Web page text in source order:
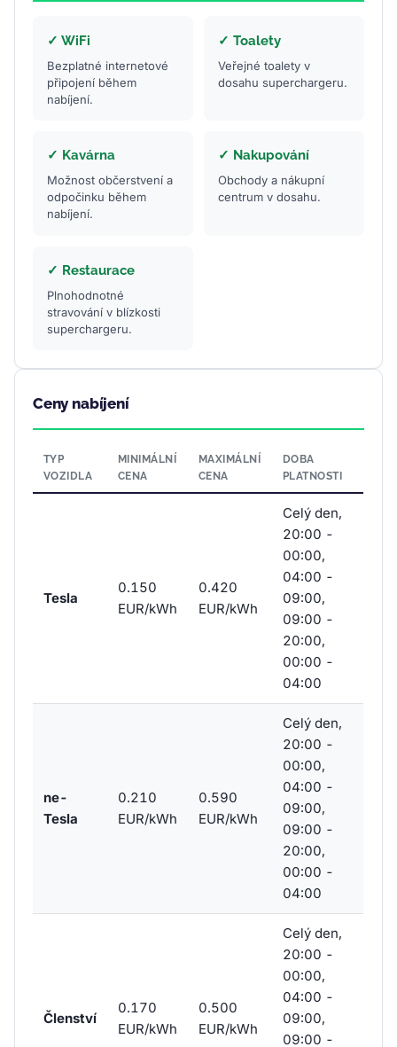
✓ WiFi
Bezplatné internetové
připojení během
nabíjení.
✓ Toalety
Veřejné toalety v
dosahu superchargeru.
✓ Kavárna
Možnost občerstvení a
odpočinku během
nabíjení.
✓ Nakupování
Obchody a nákupní
centrum v dosahu.
✓ Restaurace
Plnohodnotné
stravování v blízkosti
superchargeru.
Ceny nabíjení
TYP
VOZIDLA
MINIMÁLNÍ
CENA
MAXIMÁLNÍ
CENA
DOBA
PLATNOSTI
Tesla
0.150
EUR/kWh
0.420
EUR/kWh
Celý den,
20:00 -
00:00,
04:00 -
09:00,
09:00 -
20:00,
00:00 -
04:00
ne-
Tesla
0.210
EUR/kWh
0.590
EUR/kWh
Celý den,
20:00 -
00:00,
04:00 -
09:00,
09:00 -
20:00,
00:00 -
04:00
Členství
0.170
EUR/kWh
0.500
EUR/kWh
Celý den,
20:00 -
00:00,
04:00 -
09:00,
09:00 -